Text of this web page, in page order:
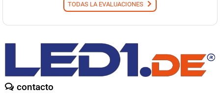
TODAS LA EVALUACIONES
contacto